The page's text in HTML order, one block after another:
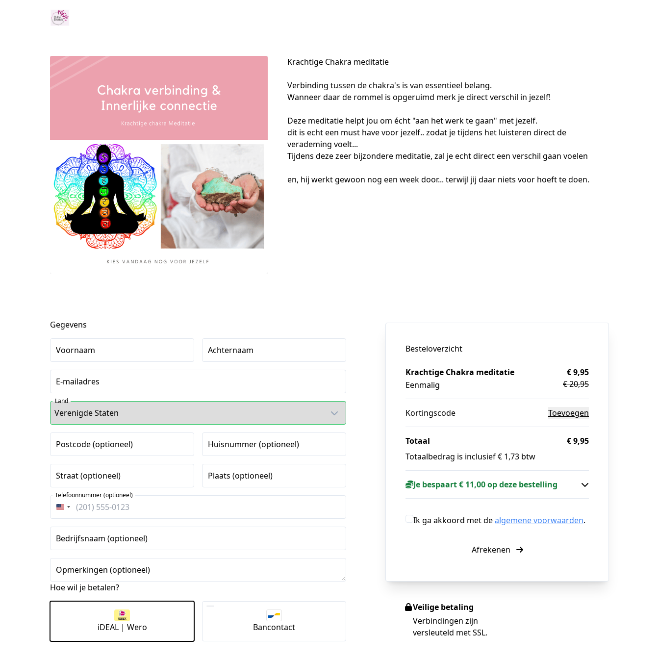
Krachtige Chakra meditatie
Verbinding tussen de chakra's is van essentieel belang.
Wanneer daar de rommel is opgeruimd merk je direct verschil in jezelf!
Deze meditatie helpt jou om écht "aan het werk te gaan" met jezelf.
dit is echt een must have voor jezelf.. zodat je tijdens het luisteren direct de
verademing voelt...
Tijdens deze zeer bijzondere meditatie, zal je echt direct een verschil gaan voelen
en, hij werkt gewoon nog een week door... terwijl jij daar niets voor hoeft te doen.
Gegevens
Voornaam Achternaam
E-mailadres
Land
Postcode (optioneel) Huisnummer (optioneel)
Straat (optioneel) Plaats (optioneel)
Verenigde
Staten
+1
Telefoonnummer (optioneel)
Bedrijfsnaam (optioneel)
Opmerkingen (optioneel)
Hoe wil je betalen?
iDEAL | Wero Bancontact
Besteloverzicht
Krachtige Chakra meditatie
Eenmalig
€ 9,95
€ 20,95
Kortingscode Toevoegen
Totaal
€ 9,95
Totaalbedrag is inclusief € 1,73 btw
Je bespaart € 11,00 op deze bestelling
Ik ga akkoord met dealgemene voorwaarden.
Afrekenen
Veilige betaling
Verbindingen zijn
versleuteld met SSL.